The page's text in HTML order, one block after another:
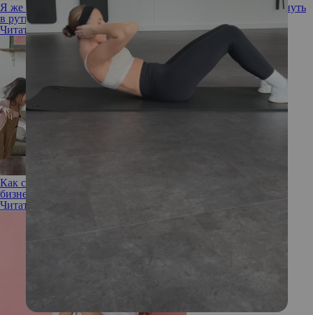
Я же мать: как раскрыть свой потенциал в декрете и не утонуть
в рутине
Читать полностью
Как совместить работу и семью: 5 советов от мамы и
бизнесвуман
Читать полностью